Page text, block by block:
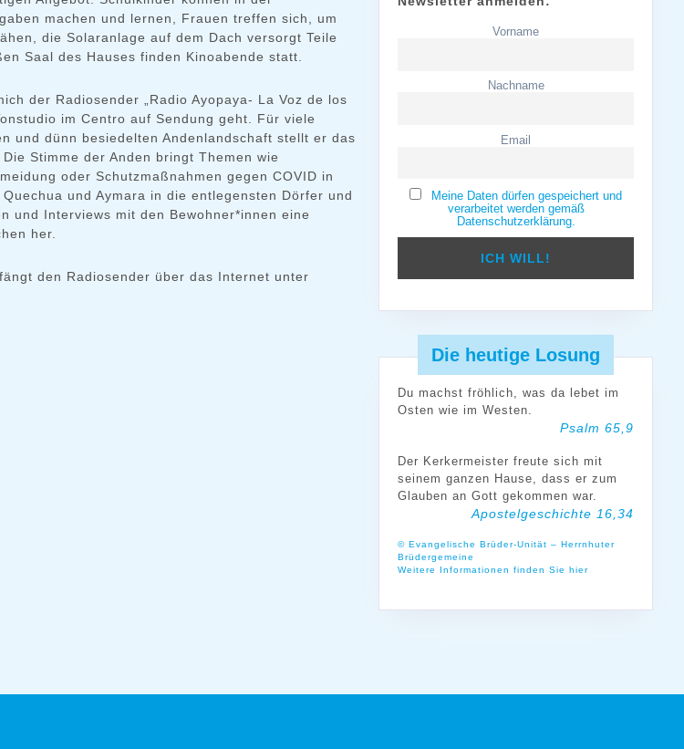
machen und lernen, Frauen treffen sich, um
die Solaranlage auf dem Dach versorgt Teile
Saal des Hauses finden Kinoabende statt.
der Radiosender „Radio Ayopaya- La Voz de los
im Centro auf Sendung geht. Für viele
und dünn besiedelten Andenlandschaft stellt er das
Stimme der Anden bringt Themen wie
oder Schutzmaßnahmen gegen COVID in
und Aymara in die entlegensten Dörfer und
und Interviews mit den Bewohner*innen eine
her.
den Radiosender über das Internet unter
Vorname
Nachname
Email
Meine Daten dürfen gespeichert und
verarbeitet werden gemäß
Datenschutzerklärung.
Die heutige Losung
Du machst fröhlich, was da lebet im
Osten wie im Westen.
Psalm 65,9
Der Kerkermeister freute sich mit
seinem ganzen Hause, dass er zum
Glauben an Gott gekommen war.
Apostelgeschichte 16,34
© Evangelische Brüder-Unität – Herrnhuter
Brüdergemeine
Weitere Informationen finden Sie hier